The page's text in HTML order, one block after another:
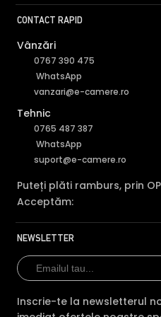
FILTRU IR MECANIC (ICR / IR
Camera HIKVISION DS-
Mecanic autoretractabil ce
pe timpul zilei, pentru a
afisare a culorilor, iar pe
CONTACT RAPID
Vânzări
0767 390 475
WhatsApp
vanzari@e-camere.ro
Tehnic
0765 487 387
WhatsApp
suport@e-camere.ro
Puteți plăti ramburs, prin
Acceptăm:
NEWSLETTER
Inscrie-te la newsletterul